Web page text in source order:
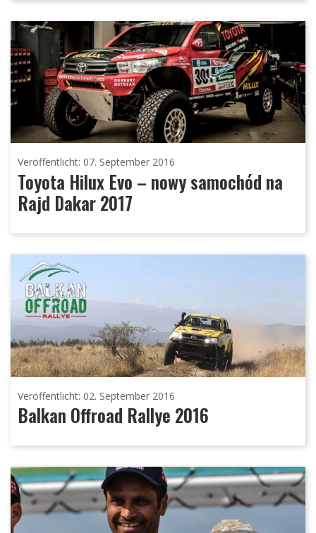
Veröffentlicht: 07. September 2016
Toyota Hilux Evo – nowy samochód na
Rajd Dakar 2017
Veröffentlicht: 02. September 2016
Balkan Offroad Rallye 2016